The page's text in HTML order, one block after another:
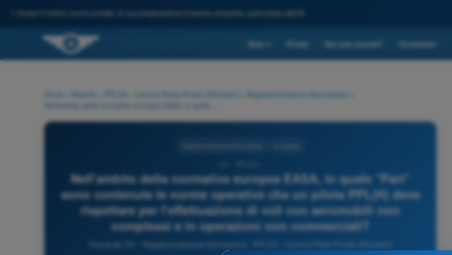
Scopri il nostro nuovo portale: la tua preparazione d'esame completa, potenziata dall'IA
Quiz Prezzi Sei una scuola? Contattaci
Home Materie PPL(H) - Licenza Pilota Privato (Elicotteri) Regolamentazione Aeronautica
Nell'ambito della normativa europea EASA, in quale "Part"
sono contenute le norme operative che un pilota PPL(H) deve
rispettare per l'effettuazione di voli con aeromobili non
complessi e in operazioni non commerciali?
Domanda 191 - Regolamentazione Aeronautica - PPL(H) - Licenza Pilota Privato (Elicotteri)